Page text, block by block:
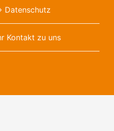
Datenschutz
Kontakt zu uns